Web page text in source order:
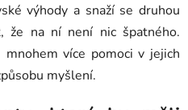
výhody a snaží se druhou
že na ní není nic špatného.
více pomoci v jejich
myšlení.